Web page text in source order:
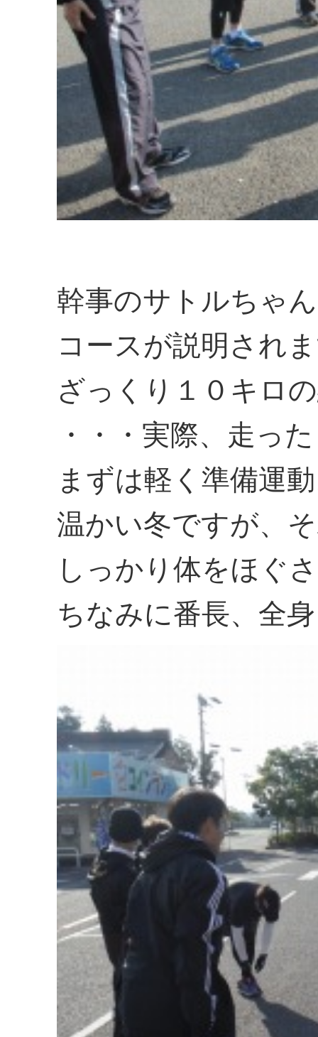
幹事のサトルちゃ
コースが説明され
ざっくり１０キロ
・・・実際、走っ
まずは軽く準備運
温かい冬ですが、
しっかり体をほぐ
ちなみに番長、全